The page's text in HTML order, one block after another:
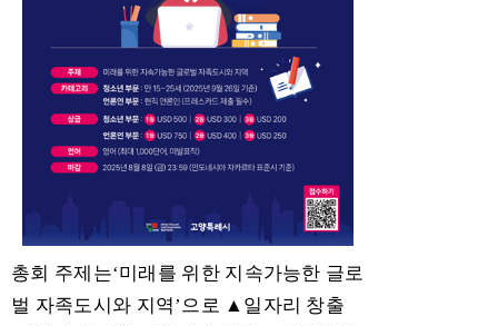
총회 주제는‘미래를 위한 지속가능한 글로
벌 자족도시와 지역’으로 ▲ 일자리 창출